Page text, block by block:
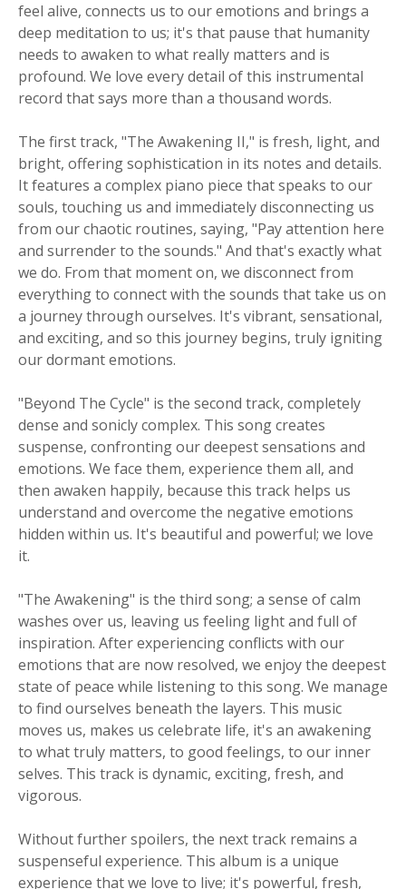
feel alive, connects us to our emotions and brings a
deep meditation to us; it's that pause that humanity
needs to awaken to what really matters and is
profound. We love every detail of this instrumental
record that says more than a thousand words.
The first track, "The Awakening II," is fresh, light, and
bright, offering sophistication in its notes and details.
It features a complex piano piece that speaks to our
souls, touching us and immediately disconnecting us
from our chaotic routines, saying, "Pay attention here
and surrender to the sounds." And that's exactly what
we do. From that moment on, we disconnect from
everything to connect with the sounds that take us on
a journey through ourselves. It's vibrant, sensational,
and exciting, and so this journey begins, truly igniting
our dormant emotions.
"Beyond The Cycle" is the second track, completely
dense and sonicly complex. This song creates
suspense, confronting our deepest sensations and
emotions. We face them, experience them all, and
then awaken happily, because this track helps us
understand and overcome the negative emotions
hidden within us. It's beautiful and powerful; we love
it.
"The Awakening" is the third song; a sense of calm
washes over us, leaving us feeling light and full of
inspiration. After experiencing conflicts with our
emotions that are now resolved, we enjoy the deepest
state of peace while listening to this song. We manage
to find ourselves beneath the layers. This music
moves us, makes us celebrate life, it's an awakening
to what truly matters, to good feelings, to our inner
selves. This track is dynamic, exciting, fresh, and
vigorous.
Without further spoilers, the next track remains a
suspenseful experience. This album is a unique
experience that we love to live; it's powerful, fresh,